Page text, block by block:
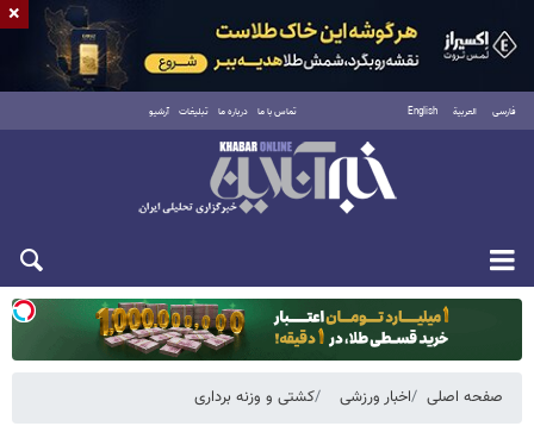
فارسی العربية English تماس با ما درباره ما تبلیغات آرشیو
یکشنبه ۱۸ مرداد ۱۴۰۵
صفحه اصلی اخبار ورزشی کشتی و وزنه‌ برداری
×